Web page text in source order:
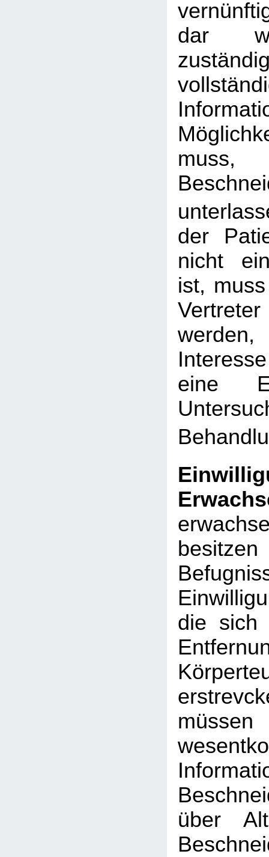
dar
der
nicht
ist,
eine
die sich
über